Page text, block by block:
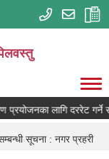
प्रयोजनका लागि दररेट गर्ने
सूचना : नगर प्रहरी